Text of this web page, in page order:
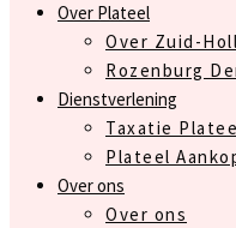
Over Plateel
Over Zuid-
Rozenburg
Dienstverlening
Taxatie
Plateel
Over ons
Over ons